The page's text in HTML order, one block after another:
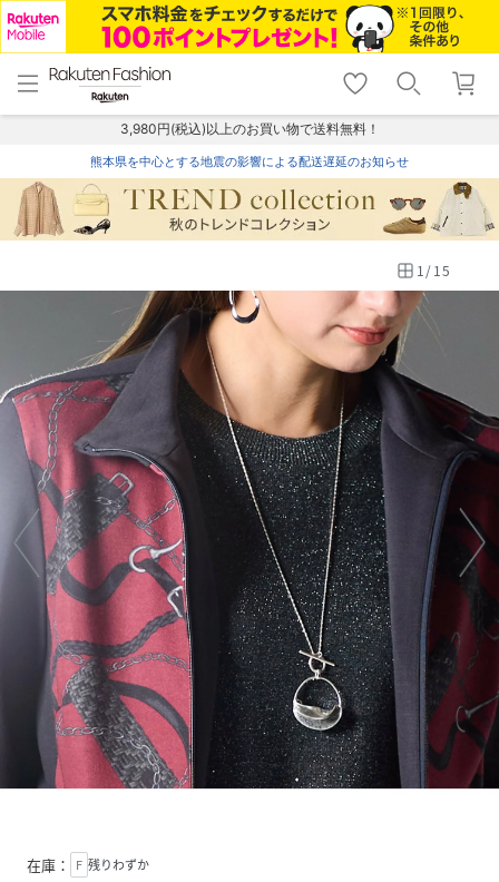
menu home
トップ
shopping_cart lock_outline
ログイン
3,980円(税込)以上のお買い物で送料無料！
熊本県を中心とする地震の影響による配送遅延のお知らせ
1/15
在庫： F 残りわずか